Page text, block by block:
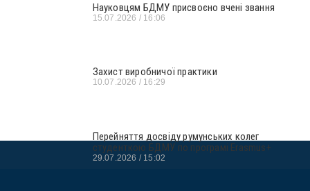
Науковцям БДМУ присвоєно вчені звання
15.07.2026 16:06
Захист виробничої практики
10.07.2026 16:29
Перейняття досвіду румунських колег
студенткою БДМУ по програмі Erasmus+
29.07.2026 15:02